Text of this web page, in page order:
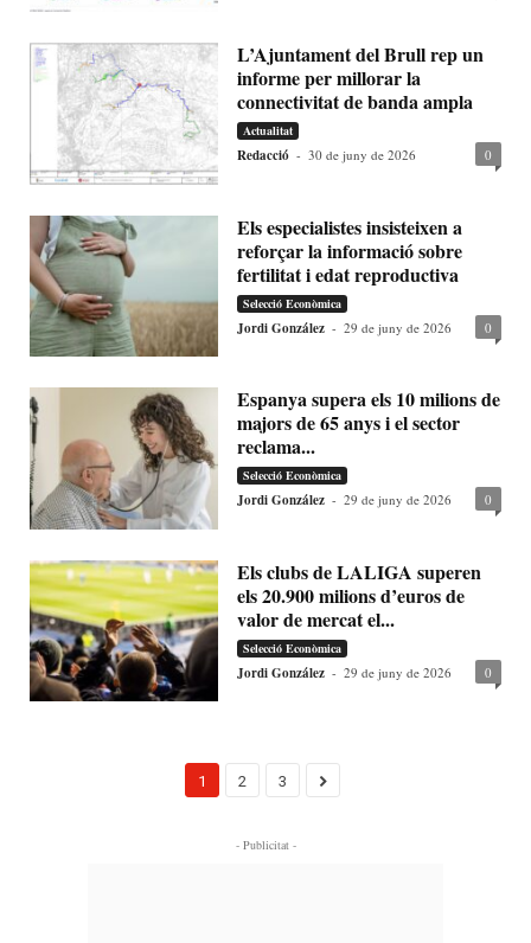
L’Ajuntament del Brull rep un
informe per millorar la
connectivitat de banda ampla
Actualitat
Redacció - 30 de juny de 2026 0
Els especialistes insisteixen a
reforçar la informació sobre
fertilitat i edat reproductiva
Selecció Econòmica
Jordi González - 29 de juny de 2026 0
Espanya supera els 10 milions de
majors de 65 anys i el sector
reclama...
Selecció Econòmica
Jordi González - 29 de juny de 2026 0
Els clubs de LALIGA superen
els 20.900 milions d’euros de
valor de mercat el...
Selecció Econòmica
Jordi González - 29 de juny de 2026 0
1 2 3
- Publicitat -